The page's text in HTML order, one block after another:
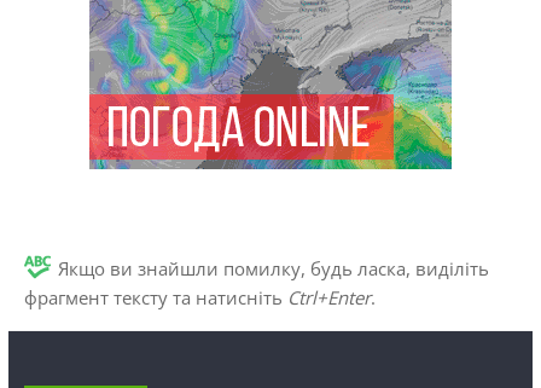
Якщо ви знайшли помилку, будь ласка, виділіть
фрагмент тексту та натисніть Ctrl+Enter.